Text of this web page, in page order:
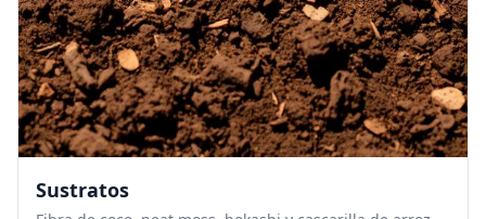
Sustratos